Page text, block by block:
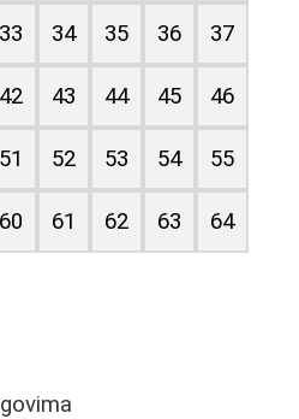
33 34 35 36 37
42 43 44 45 46
51 52 53 54 55
60 61 62 63 64